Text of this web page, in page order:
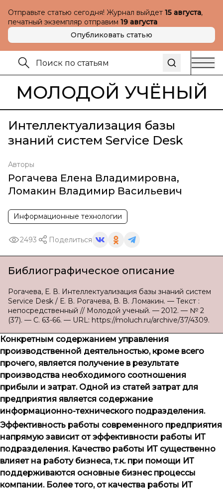
Отправьте статью сегодня! Журнал выйдет 15 августа,
печатный экземпляр отправим 19 августа
Опубликовать статью
МОЛОДОЙ УЧЁНЫЙ
Интеллектуализация базы
знаний систем Service Desk
Авторы
Рогачева Елена Владимировна,
Ломакин Владимир Васильевич
Информационные технологии
2493 Поделиться
Библиографическое описание
Рогачева, Е. В. Интеллектуализация базы знаний систем
Service Desk / Е. В. Рогачева, В. В. Ломакин. — Текст :
непосредственный // Молодой ученый. — 2012. — № 2
(37). — С. 63-66. — URL: https://moluch.ru/archive/37/4309.
Конкретным содержанием управления
производственной деятельностью, кроме всего
прочего, является получение в результате
производства необходимого соотношения
прибыли и затрат. Одной из статей затрат для
предприятия является содержание
информационно-технического подразделения.
Эффективность работы современного предприятия
напрямую зависит от эффективности работы ИТ
подразделения. Качество работы ИТ существенно
влияет на работу бизнеса, т.к. при помощи ИТ
поддерживаются основные бизнес процессы
компании. Более того, от качества работы ИТ